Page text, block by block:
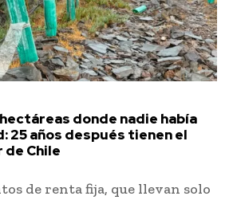
donde nadie había
25 años después tienen el
de Chile
de renta fija, que llevan solo